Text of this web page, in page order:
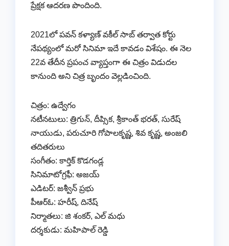
ప్రేక్షక ఆదరణ పొందింది.
2021లో పవన్ కళ్యాణ్ వకీల్ సాబ్ తర్వాత కోర్టు
నేపథ్యంలో మరో సినిమా ఇదే కావడం విశేషం. ఈ నెల
22వ తేదీన ప్రపంచ వ్యాప్తంగా ఈ చిత్రం విడుదల
కానుంది అని చిత్ర బృందం వెల్లడించింది.
చిత్రం: ఉద్వేగం
నటీనటులు: త్రిగున్, దీప్సిక, శ్రీకాంత్ భరత్, సురేష్
నాయుడు, పరుచూరి గోపాలకృష్ణ, శివ కృష్ణ, అంజలి
తదితరులు
సంగీతం: కార్తిక్ కొడగండ్ల
సినిమాటోగ్రఫీ: అజయ్
ఎడిటర్: జశ్వీన్ ప్రభు
పీఆర్ఓ: హరీష్, దినేష్
నిర్మాతలు: జి శంకర్, ఎల్ మధు
దర్శకుడు: మహిపాల్ రెడ్డి